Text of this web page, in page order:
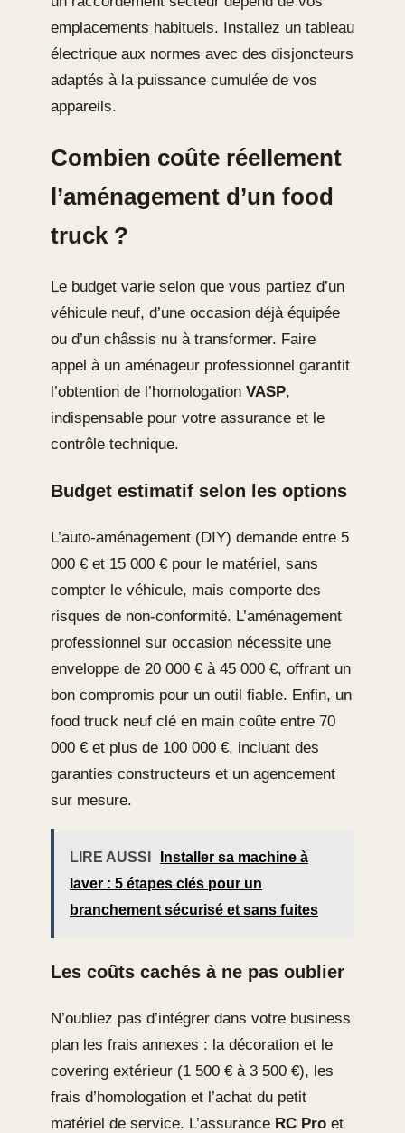
emplacements habituels. Installez un tableau
électrique aux normes avec des disjoncteurs
adaptés à la puissance cumulée de vos
appareils.
Combien coûte réellement
l’aménagement d’un food
truck ?
Le budget varie selon que vous partiez d’un
véhicule neuf, d’une occasion déjà équipée
ou d’un châssis nu à transformer. Faire
appel à un aménageur professionnel garantit
l’obtention de l’homologation VASP,
indispensable pour votre assurance et le
contrôle technique.
Budget estimatif selon les options
L’auto-aménagement (DIY) demande entre 5
000 € et 15 000 € pour le matériel, sans
compter le véhicule, mais comporte des
risques de non-conformité. L’aménagement
professionnel sur occasion nécessite une
enveloppe de 20 000 € à 45 000 €, offrant un
bon compromis pour un outil fiable. Enfin, un
food truck neuf clé en main coûte entre 70
000 € et plus de 100 000 €, incluant des
garanties constructeurs et un agencement
sur mesure.
LIRE AUSSI
Installer sa machine à
laver : 5 étapes clés pour un
branchement sécurisé et sans fuites
Les coûts cachés à ne pas oublier
N’oubliez pas d’intégrer dans votre business
plan les frais annexes : la décoration et le
covering extérieur (1 500 € à 3 500 €), les
frais d’homologation et l’achat du petit
matériel de service. L’assurance RC Pro et